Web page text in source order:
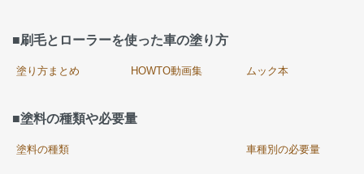
■刷毛とローラーを使った車の塗り方
塗り方まとめ HOWTO動画集 ムック本
■塗料の種類や必要量
塗料の種類 車種別の必要量